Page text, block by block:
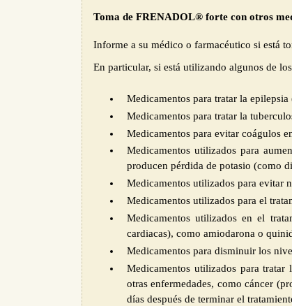
Toma de FRENADOL® forte con otros
Informe a su médico o farmacéutico si está
En particular, si está utilizando algunos de
Medicamentos para tratar la
Medicamentos para tratar la
Medicamentos para evitar coágulos
Medicamentos utilizados para
producen pérdida de potasio (como
Medicamentos utilizados para evitar
Medicamentos utilizados para el
Medicamentos utilizados en el
cardiacas), como amiodarona o
Medicamentos para disminuir los
Medicamentos utilizados para
otras enfermedades, como cáncer
días después de terminar el